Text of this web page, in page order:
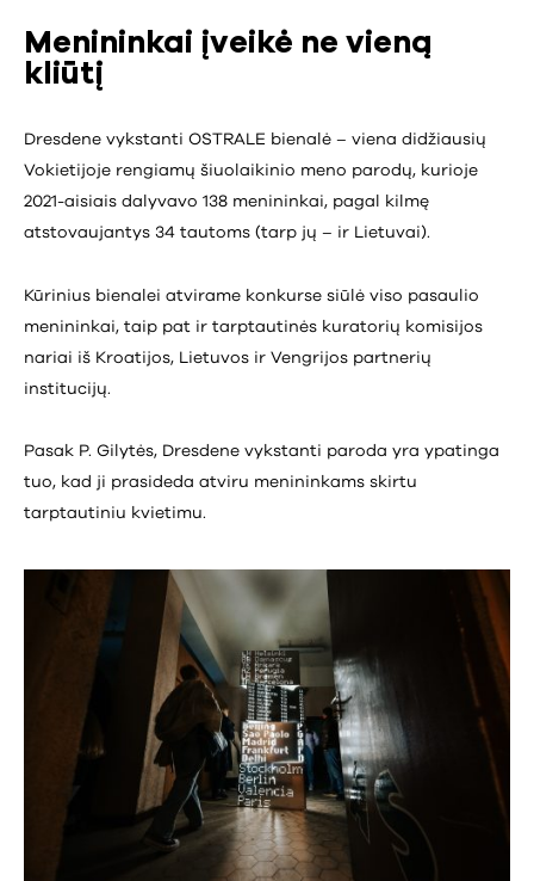
Menininkai įveikė ne vieną
kliūtį
Dresdene vykstanti OSTRALE bienalė – viena didžiausių
Vokietijoje rengiamų šiuolaikinio meno parodų, kurioje
2021-aisiais dalyvavo 138 menininkai, pagal kilmę
atstovaujantys 34 tautoms (tarp jų – ir Lietuvai).
Kūrinius bienalei atvirame konkurse siūlė viso pasaulio
menininkai, taip pat ir tarptautinės kuratorių komisijos
nariai iš Kroatijos, Lietuvos ir Vengrijos partnerių
institucijų.
Pasak P. Gilytės, Dresdene vykstanti paroda yra ypatinga
tuo, kad ji prasideda atviru menininkams skirtu
tarptautiniu kvietimu.